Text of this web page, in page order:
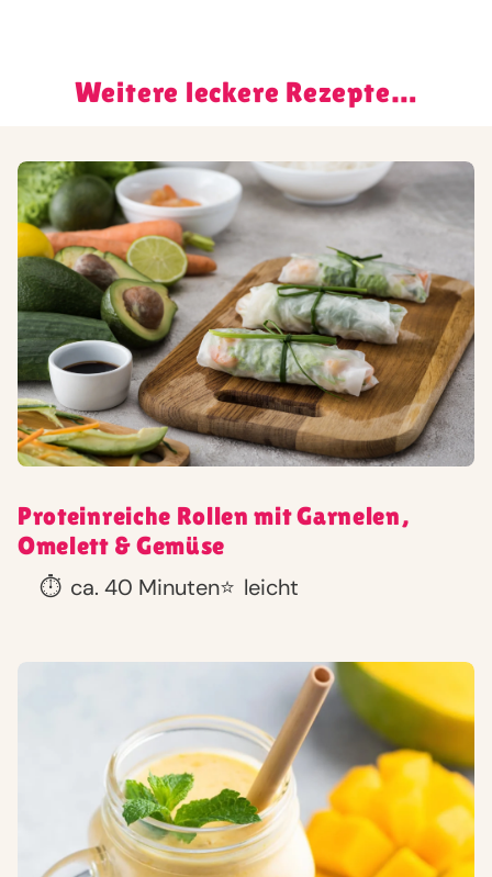
Weitere leckere Rezepte…
Proteinreiche Rollen mit Garnelen,
Omelett & Gemüse
⏱️ ca. 40 Minuten⭐ leicht